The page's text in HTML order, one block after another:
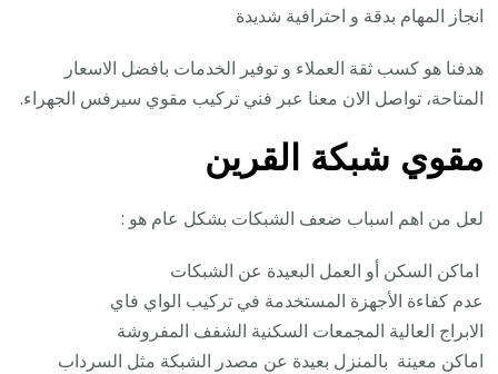
انجاز المهام بدقة و احترافية شديدة
هدفنا هو كسب ثقة العملاء و توفير الخدمات بافضل الاسعار
المتاحة، تواصل الان معنا عبر فني تركيب مقوي سيرفس الجهراء.
مقوي شبكة القرين
لعل من اهم اسباب ضعف الشبكات بشكل عام هو :
اماكن السكن أو العمل البعيدة عن الشبكات
عدم كفاءة الأجهزة المستخدمة في تركيب الواي فاي
الابراج العالية المجمعات السكنية الشفف المفروشة
اماكن معينة بالمنزل بعيدة عن مصدر الشبكة مثل السرداب